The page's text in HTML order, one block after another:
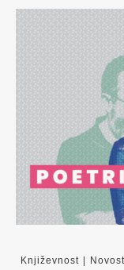
Književnost